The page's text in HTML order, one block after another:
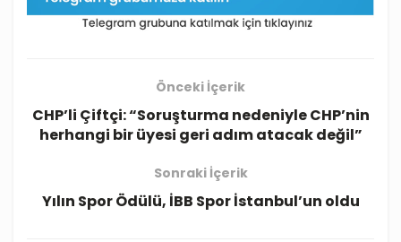
Önceki İçerik
CHP’li Çiftçi: “Soruşturma nedeniyle CHP’nin
herhangi bir üyesi geri adım atacak değil”
Sonraki İçerik
Yılın Spor Ödülü, İBB Spor İstanbul’un oldu